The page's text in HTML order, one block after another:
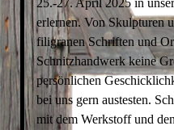
erlernen. Von Skulpturen
filigranen Schriften und
Schnitzhandwerk keine
persönlichen
bei uns gern austesten.
mit dem Werkstoff und